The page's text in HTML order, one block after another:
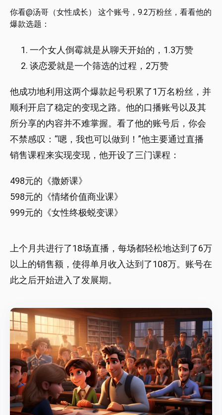
你看@汤哥（女性成长） 这个账号，9.2万粉丝，看看他的
爆款选题：
一个女人倒霉就是从聊天开始的，1.3万赞
谈恋爱就是一个筛选的过程，2万赞
他成功地利用这两个爆款起号积累了1万名粉丝，并
顺利开启了稳定的变现之路。他的口播账号以及其
所分享的内容并不难掌握。看了他的账号后，你会
不禁感叹：“嗯，我也可以做到！”他主要通过直播
销售课程来实现变现，他开设了三门课程：
498元的《撒娇课》
598元的《情绪价值商业课》
999元的《女性终极蜕变课》
上个月共进行了18场直播，每场都轻松地达到了6万
以上的销售额，使得单月收入达到了108万。账号在
此之后开始进入了发展期。